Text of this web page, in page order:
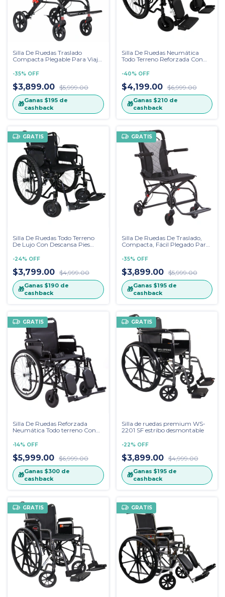
Silla De Ruedas Traslado
Compacta Plegable Para Viaje
-35% OFF
$3,899.00 $5,999.00
🎁Ganas $195 de
cashback
Silla De Ruedas Neumática
Todo Terreno Reforzada Con
-40% OFF
$4,199.00 $6,999.00
🎁Ganas $210de
cashback
GRATIS
Silla De Ruedas Todo Terreno
De Lujo Con Descansa Pies
-24% OFF
$3,799.00 $4,999.00
🎁Ganas $190 de
cashback
GRATIS
Silla De Ruedas De Traslado,
Compacta, Fácil Plegado Para
-35% OFF
$3,899.00 $5,999.00
🎁Ganas $195de
cashback
GRATIS
Silla De Ruedas Reforzada
Neumática Todo terreno Con
-14% OFF
$5,999.00 $6,999.00
🎁Ganas $300 de
cashback
GRATIS
Silla de ruedas premium WS-
2201 SF estribo desmontable
-22% OFF
$3,899.00 $4,999.00
🎁Ganas $195de
cashback
GRATIS GRATIS